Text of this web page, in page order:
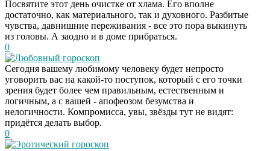
Посвятите этот день очистке от хлама. Его вполне
достаточно, как материального, так и духовного. Разбитые
чувства, давнишние переживания - все это пора выкинуть
из головы. А заодно и в доме прибраться.
0
Любовный гороскоп
Сегодня вашему любимому человеку будет непросто
уговорить вас на какой-то поступок, который с его точки
зрения будет более чем правильным, естественным и
логичным, а с вашей - апофеозом безумства и
нелогичности. Компромисса, увы, звёзды тут не видят:
придётся делать выбор.
0
Эротический гороскоп